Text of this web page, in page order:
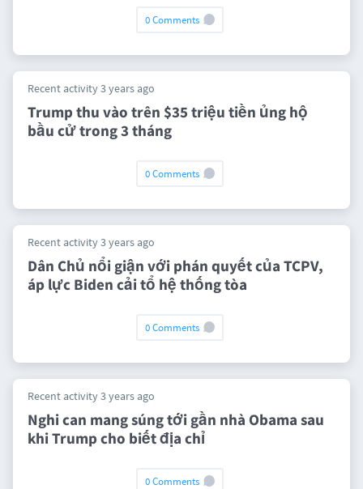
0 Comments
Recent activity 3 years ago
Trump thu vào trên $35 triệu tiền ủng hộ
bầu cử trong 3 tháng
0 Comments
Recent activity 3 years ago
Dân Chủ nổi giận với phán quyết của TCPV,
áp lực Biden cải tổ hệ thống tòa
0 Comments
Recent activity 3 years ago
Nghi can mang súng tới gần nhà Obama sau
khi Trump cho biết địa chỉ
0 Comments